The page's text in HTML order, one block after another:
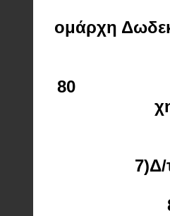
ομάρχη
806)
7)Δ/